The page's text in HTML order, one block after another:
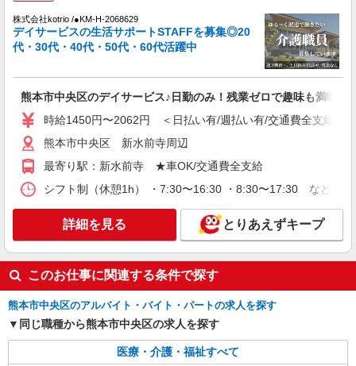
派遣社員
株式会社kotrio /●KM-H-2068010
熊本市中央区｜まずは送迎業務で活躍しよう◎
時給1450円〜2062円 ＜日払い有/週払い有/交
通費全支給(ガソリン代含む)＞
熊本市中央区内
キープ 詳細を見る
派遣社員
向かう先は、笑顔の待つ場所！デイサービスの
時給1450円〜2062円 ＜日払い有/週払い有/交
通費全支給(ガソリン代含む)＞
水前寺駅周辺 ≪車通勤OK≫
株式会社kotrio /●KM-H-2068629
デイサービスの生活サポートSTAFFを募集◎20
代・30代・40代・50代・60代活躍中
熊本市中央区のデイサービス♪日勤のみ！残業ゼロで趣味も満喫
時給1450円〜2062円 ＜日払い有/週払い有/交通費全支給(ガ
熊本市中央区 新水前寺周辺
最寄り駅：新水前寺 ★車OK/交通費全支給
シフト制（休憩1h） ・7:30〜16:30 ・8:30〜17:30 など ※
詳細を見る とりあえずキープ
このお仕事に関連する条件で探す
熊本市中央区のアルバイト・バイト・パートの求人を探す
同じ職種から熊本市中央区の求人を探す
医療・介護・福祉すべて